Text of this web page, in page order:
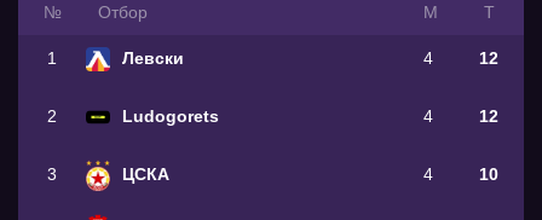
№ Oтбор М Т
1 Левски 4 12
2 Ludogorets 4 12
3 ЦСКА 4 10